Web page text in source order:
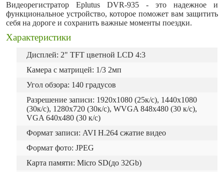
Видеорегистратор Eplutus DVR-935 - это надежное и
функциональное устройство, которое поможет вам защитить
себя на дороге и сохранить важные моменты поездки.
Характеристики
Дисплей: 2" TFT цветной LCD 4:3
Камера с матрицей: 1/3 2мп
Угол обзора: 140 градусов
Разрешение записи: 1920х1080 (25к/с), 1440х1080
(30к/с), 1280х720 (30к/с), WVGA 848х480 (30 к/с),
VGA 640х480 (30 к/с)
Формат записи: AVI H.264 сжатие видео
Формат фото: JPEG
Карта памяти: Micro SD(до 32Gb)